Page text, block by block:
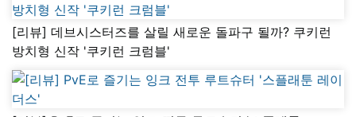
[리뷰] 데브시스터즈를 살릴 새로운 돌파구 될까? 쿠키런
방치형 신작 '쿠키런 크럼블'